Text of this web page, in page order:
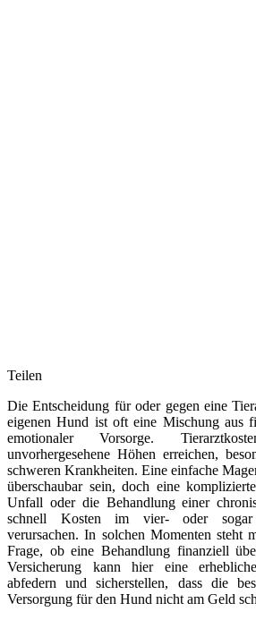
Teilen
Die Entscheidung für oder gegen eine
eigenen Hund ist oft eine Mischung aus
emotionaler Vorsorge.
unvorhergesehene Höhen erreichen,
schweren Krankheiten. Eine einfache
überschaubar sein, doch eine
Unfall oder die Behandlung einer
schnell Kosten im vier- oder sogar
verursachen. In solchen Momenten steht
Frage, ob eine Behandlung finanziell
Versicherung kann hier eine
abfedern und sicherstellen, dass die
Versorgung für den Hund nicht am Geld